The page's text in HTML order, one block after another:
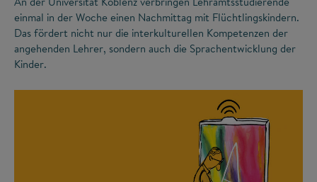
einmal in der Woche einen Nachmittag mit Flüchtlingskindern.
Das fördert nicht nur die interkulturellen Kompetenzen der
angehenden Lehrer, sondern auch die Sprachentwicklung der
Kinder.